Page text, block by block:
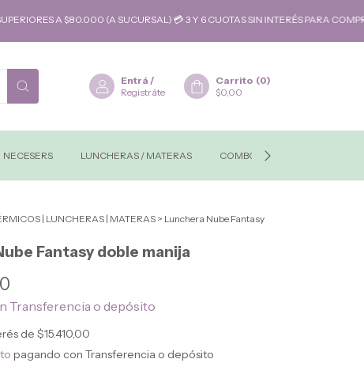
A $80.000 (A SUCURSAL) 💳 3 Y 6 CUOTAS SIN INTERÉS PARA COMPRAS
Entrá /
Registráte
Carrito (0)
$0,00
NECESERS LUNCHERAS / MATERAS COMBOS-REGALOS
| LUNCHERAS | MATERAS > Lunchera Nube Fantasy
Fantasy doble manija
Transferencia o depósito
de $15.410,00
pagando con Transferencia o depósito